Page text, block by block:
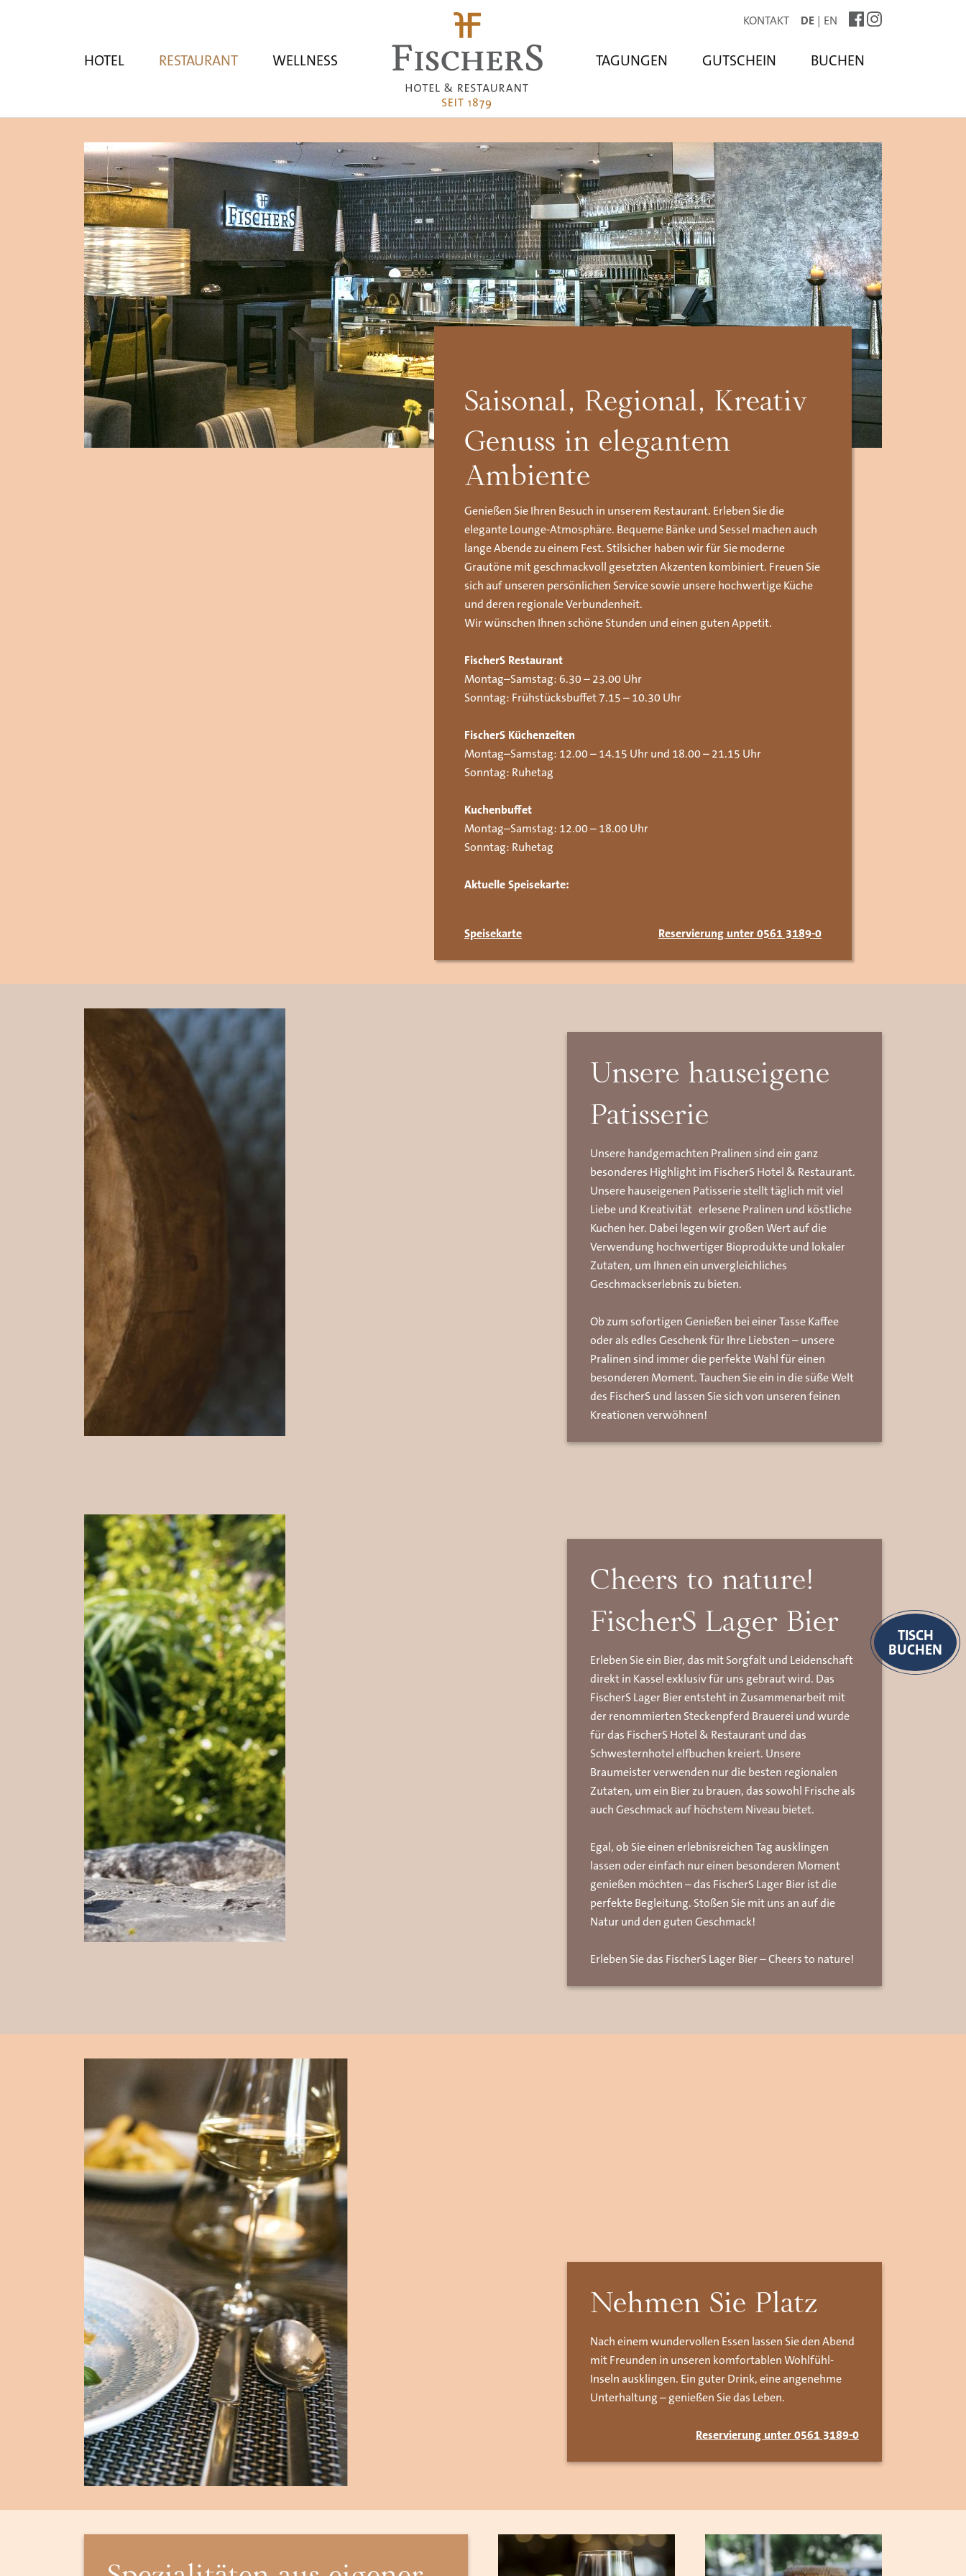
KONTAKT DE EN
STARTSEITE
HOTEL RESTAURANT WELLNESS TAGUNGEN GUTSCHEIN BUCHEN
Saisonal, Regional, Kreativ
Genuss in elegantem
Ambiente
Genießen Sie Ihren Besuch in unserem Restaurant. Erleben Sie die
elegante Lounge-Atmosphäre. Bequeme Bänke und Sessel machen auch
lange Abende zu einem Fest. Stilsicher haben wir für Sie moderne
Grautöne mit geschmackvoll gesetzten Akzenten kombiniert. Freuen Sie
sich auf unseren persönlichen Service sowie unsere hochwertige Küche
und deren regionale Verbundenheit.
Wir wünschen Ihnen schöne Stunden und einen guten Appetit.
FischerS Restaurant
Montag–Samstag: 6.30 – 23.00 Uhr
Sonntag: Frühstücksbuffet 7.15 – 10.30 Uhr
FischerS Küchenzeiten
Montag–Samstag: 12.00 – 14.15 Uhr und 18.00 – 21.15 Uhr
Sonntag: Ruhetag
Kuchenbuffet
Montag–Samstag: 12.00 – 18.00 Uhr
Sonntag: Ruhetag
Aktuelle Speisekarte:
Reservierung unter 0561 3189-0
Speisekarte
Unsere hauseigene
Patisserie
Unsere handgemachten Pralinen sind ein ganz
besonderes Highlight im FischerS Hotel & Restaurant.
Unsere hauseigenen Patisserie stellt täglich mit viel
Liebe und Kreativität erlesene Pralinen und köstliche
Kuchen her. Dabei legen wir großen Wert auf die
Verwendung hochwertiger Bioprodukte und lokaler
Zutaten, um Ihnen ein unvergleichliches
Geschmackserlebnis zu bieten.
Ob zum sofortigen Genießen bei einer Tasse Kaffee
oder als edles Geschenk für Ihre Liebsten – unsere
Pralinen sind immer die perfekte Wahl für einen
besonderen Moment. Tauchen Sie ein in die süße Welt
des FischerS und lassen Sie sich von unseren feinen
Kreationen verwöhnen!
Cheers to nature!
FischerS Lager Bier
Erleben Sie ein Bier, das mit Sorgfalt und Leidenschaft
direkt in Kassel exklusiv für uns gebraut wird. Das
FischerS Lager Bier entsteht in Zusammenarbeit mit
der renommierten Steckenpferd Brauerei und wurde
für das FischerS Hotel & Restaurant und das
Schwesternhotel elfbuchen kreiert. Unsere
Braumeister verwenden nur die besten regionalen
Zutaten, um ein Bier zu brauen, das sowohl Frische als
auch Geschmack auf höchstem Niveau bietet.
Egal, ob Sie einen erlebnisreichen Tag ausklingen
lassen oder einfach nur einen besonderen Moment
genießen möchten – das FischerS Lager Bier ist die
perfekte Begleitung. Stoßen Sie mit uns an auf die
Natur und den guten Geschmack!
Erleben Sie das FischerS Lager Bier – Cheers to nature!
Nehmen Sie Platz
Nach einem wundervollen Essen lassen Sie den Abend
mit Freunden in unseren komfortablen Wohlfühl-
Inseln ausklingen. Ein guter Drink, eine angenehme
Unterhaltung – genießen Sie das Leben.
Reservierung unter 0561 3189-0
TISCH
BUCHEN